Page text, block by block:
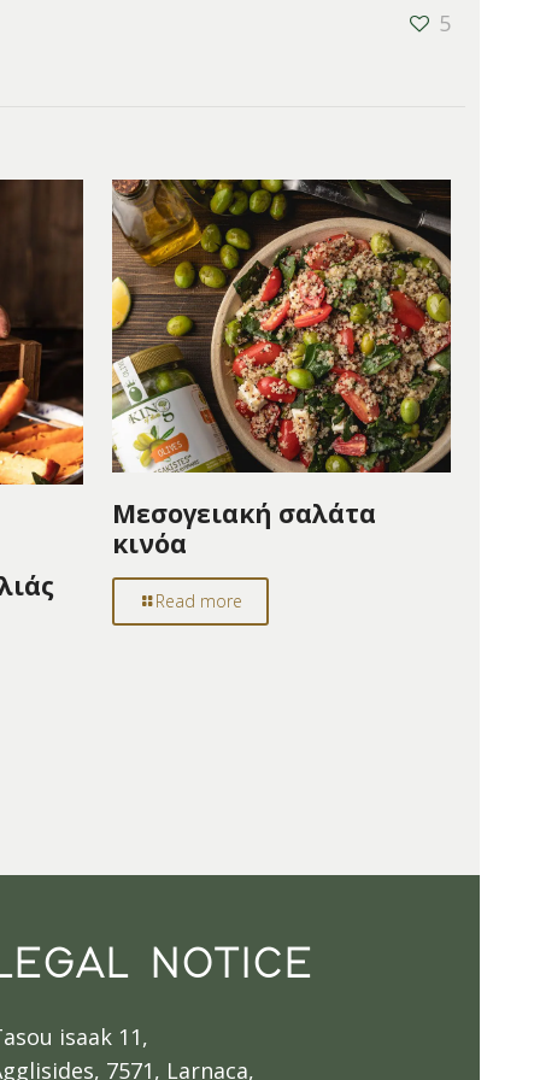
5
Μεσογειακή σαλάτα
κινόα
Read more
NOTICE
isaak 11,
7571, Larnaca,